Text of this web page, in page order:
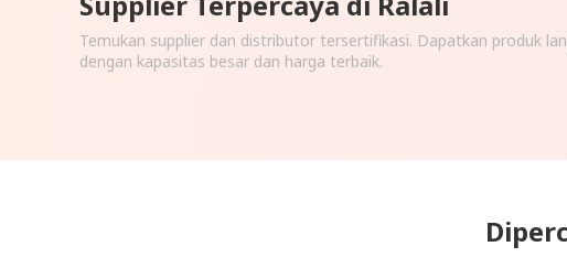
Temukan supplier dan distributor tersertifikasi. Dapatkan produk
dengan kapasitas besar dan harga terbaik.